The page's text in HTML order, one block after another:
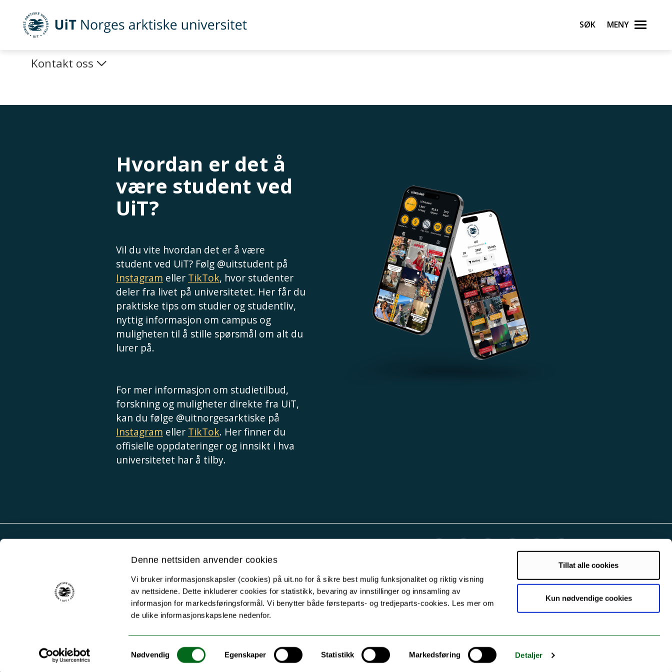
Denne nettsiden anvender cookies
Vi bruker informasjonskapsler (cookies) på uit.no for å sikre best mulig funksjonalitet og riktig visning
av nettsidene. Dette inkluderer cookies for statistikk, bevaring av innstillinger og innsamling av
informasjon for markedsføringsformål. Vi benytter både førsteparts- og tredjeparts-cookies. Les mer om
de ulike informasjonskapslene nedenfor.
Samtykkevalg
Nødvendig Egenskaper Statistikk Markedsføring Detaljer
Tillat alle cookies
Kun nødvendige cookies
Gå til hovedinnhold
UiT Norges arktiske universitet Søk Meny
Utveksling
Kontakt oss
Hvordan er det å
være student ved
UiT?
Vil du vite hvordan det er å være
student ved UiT? Følg @uitstudent på
Instagram eller TikTok, hvor studenter
deler fra livet på universitetet. Her får du
praktiske tips om studier og studentliv,
nyttig informasjon om campus og
muligheten til å stille spørsmål om alt du
lurer på.
For mer informasjon om studietilbud,
forskning og muligheter direkte fra UiT,
kan du følge @uitnorgesarktiske på
Instagram eller TikTok. Her finner du
offisielle oppdateringer og innsikt i hva
universitetet har å tilby.
Driftsmeldinger
Personvern ved UiT
Sikkerhet, beredskap og personvern
Tilgjengelighetserklæring
For media
For skoler
Ledige stillinger
English website
Logg inn